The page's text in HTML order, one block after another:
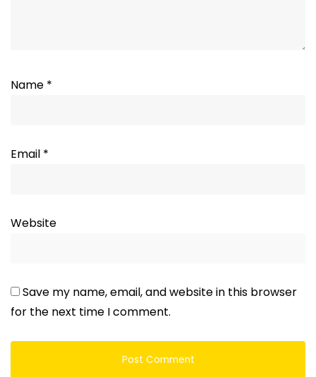
Name *
Email *
Website
Save my name, email, and website in this browser
for the next time I comment.